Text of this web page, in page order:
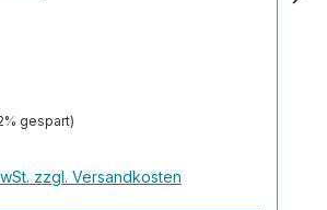
gespart)
zzgl. Versandkosten